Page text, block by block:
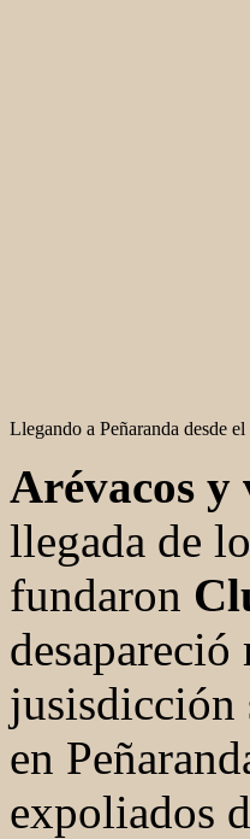
Llegando a Peñaranda desde el
Arévacos y
llegada de
fundaron
jusisdicción
en
expoliados